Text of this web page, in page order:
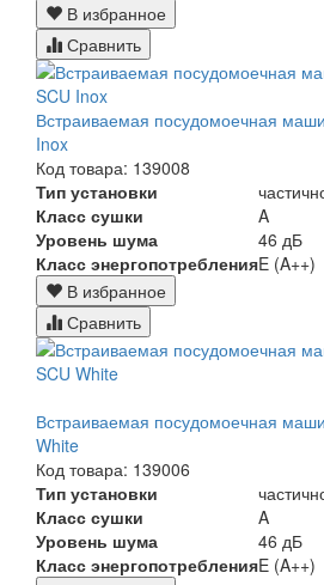
В избранное
Сравнить
Встраиваемая посудомоечная
Inox
Код товара: 139008
Тип установки
Класс сушки
A
Уровень шума
46 дБ
Класс энергопотребленияE (A++)
В избранное
Сравнить
Встраиваемая посудомоечная
White
Код товара: 139006
Тип установки
Класс сушки
A
Уровень шума
46 дБ
Класс энергопотребленияE (A++)